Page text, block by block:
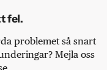
fel.
problemet så snart
Mejla oss